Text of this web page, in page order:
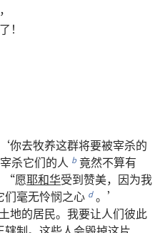
，
了 ！
你去牧养这群将要被宰杀的
宰杀它们的人 b 竟然不算有
“愿耶和华受到赞美， 因为我
们毫无怜悯之心 d 。’
土地的居民。 我要让人们彼此